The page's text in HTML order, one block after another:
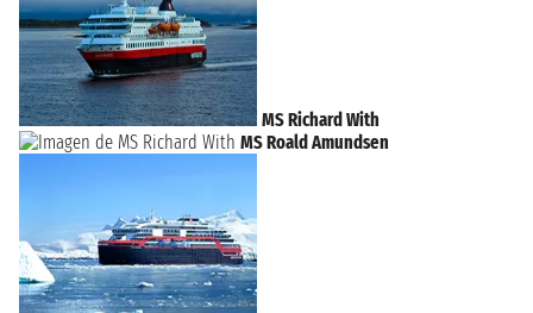
MS Richard With
MS Roald Amundsen